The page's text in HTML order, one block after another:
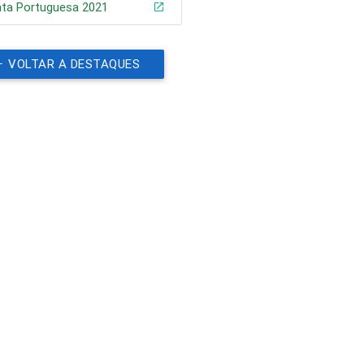
Portuguesa 2021
VOLTAR A DESTAQUES